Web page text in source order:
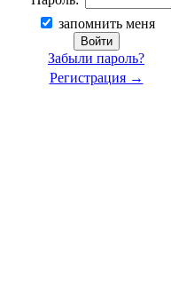
запомнить меня
Забыли пароль?
Регистрация →